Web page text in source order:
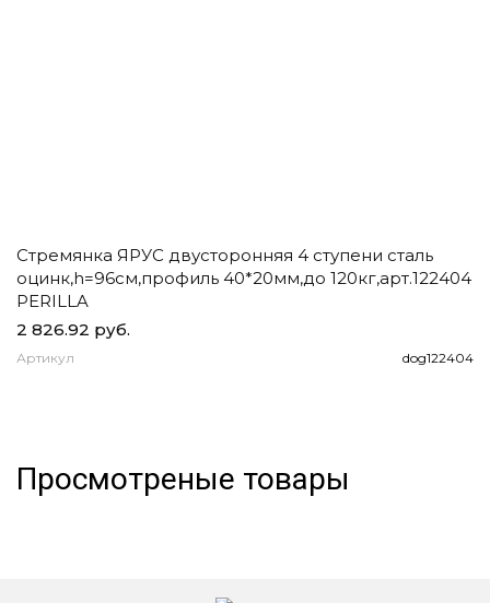
Стремянка ЯРУС двусторонняя 4 ступени сталь
оцинк,h=96см,профиль 40*20мм,до 120кг,арт.122404
PERILLA
2 826.92 руб.
Артикул dog122404
Просмотреные товары